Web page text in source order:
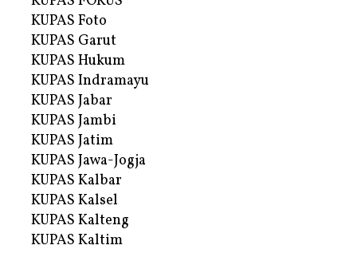
KUPAS Foto
KUPAS Garut
KUPAS Hukum
KUPAS Indramayu
KUPAS Jabar
KUPAS Jambi
KUPAS Jatim
KUPAS Jawa-Jogja
KUPAS Kalbar
KUPAS Kalsel
KUPAS Kalteng
KUPAS Kaltim